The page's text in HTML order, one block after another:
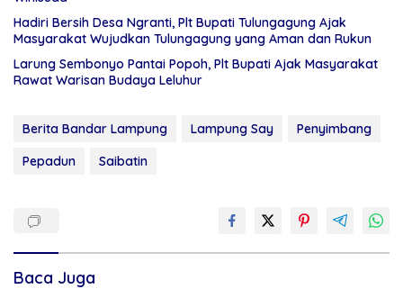
Hadiri Bersih Desa Ngranti, Plt Bupati Tulungagung Ajak
Masyarakat Wujudkan Tulungagung yang Aman dan Rukun
Larung Sembonyo Pantai Popoh, Plt Bupati Ajak Masyarakat
Rawat Warisan Budaya Leluhur
Berita Bandar Lampung Lampung Say
Penyimbang
Pepadun
Saibatin
Baca Juga